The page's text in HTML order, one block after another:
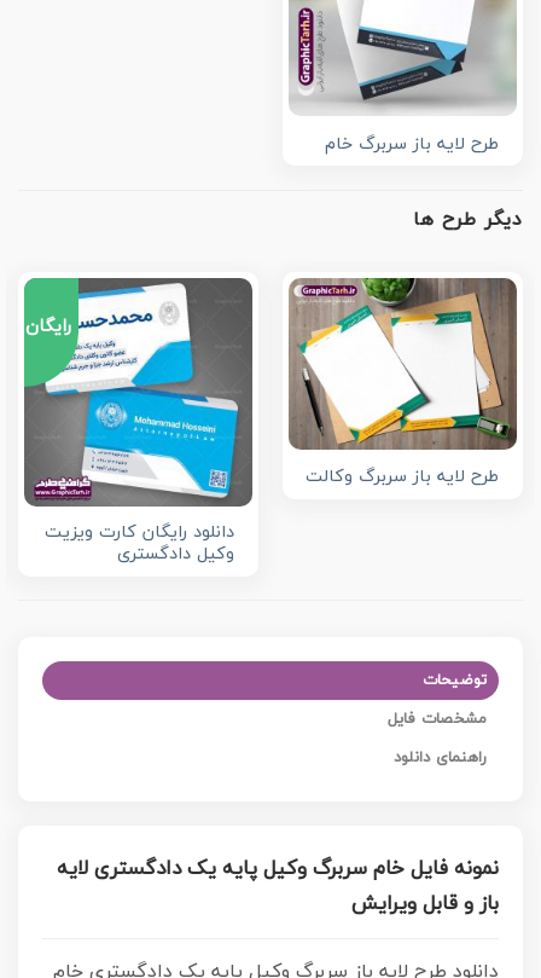
طرح لایه باز سربرگ خام
دیگر طرح ها
طرح لایه باز سربرگ وکالت
رایگان
دانلود رایگان کارت ویزیت
وکیل دادگستری
توضیحات
مشخصات فایل
راهنمای دانلود
نمونه فایل خام سربرگ وکیل پایه یک دادگستری لایه
باز و قابل ویرایش
دانلود طرح لایه باز سربرگ وکیل پایه یک دادگستری خام